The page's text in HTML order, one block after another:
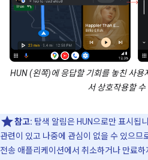
HUN (왼쪽)에 응답할 기회를 놓친 사용
서 상호작용할 수
참고: 탐색 알림은 HUN으로만 표시됩
관련이 있고 나중에 관심이 없을 수 있으므
전송 애플리케이션에서 취소하거나 만료